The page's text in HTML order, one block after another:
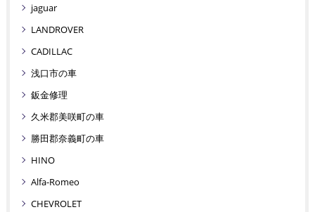
jaguar
LANDROVER
CADILLAC
浅口市の車
鈑金修理
久米郡美咲町の車
勝田郡奈義町の車
HINO
Alfa-Romeo
CHEVROLET